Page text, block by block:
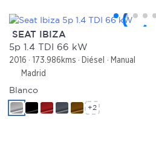
SEAT IBIZA
5p 1.4 TDI 66 kW
2016 173.986kms Diésel
Manual
Madrid
Blanco
+2